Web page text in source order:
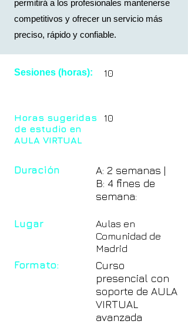
permitirá a los profesionales mantenerse
competitivos y ofrecer un servicio más
preciso, rápido y confiable.
Sesiones (horas): 10
Horas sugeridas
de estudio en
AULA VIRTUAL
10
Duración
A: 2 semanas |
B: 4 fines de
semana:
Lugar
Aulas en
Comunidad de
Madrid
Formato:
Curso
presencial con
soporte de AULA
VIRTUAL
avanzada